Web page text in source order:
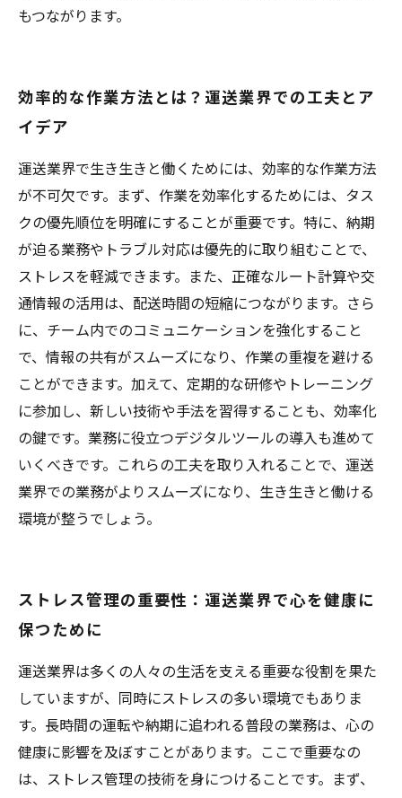
もつながります。
効率的な作業方法とは？運送業界での工夫とア
イデア
運送業界で生き生きと働くためには、効率的な作業方法
が不可欠です。まず、作業を効率化するためには、タス
クの優先順位を明確にすることが重要です。特に、納期
が迫る業務やトラブル対応は優先的に取り組むことで、
ストレスを軽減できます。また、正確なルート計算や交
通情報の活用は、配送時間の短縮につながります。さら
に、チーム内でのコミュニケーションを強化すること
で、情報の共有がスムーズになり、作業の重複を避ける
ことができます。加えて、定期的な研修やトレーニング
に参加し、新しい技術や手法を習得することも、効率化
の鍵です。業務に役立つデジタルツールの導入も進めて
いくべきです。これらの工夫を取り入れることで、運送
業界での業務がよりスムーズになり、生き生きと働ける
環境が整うでしょう。
ストレス管理の重要性：運送業界で心を健康に
保つために
運送業界は多くの人々の生活を支える重要な役割を果た
していますが、同時にストレスの多い環境でもありま
す。長時間の運転や納期に追われる普段の業務は、心の
健康に影響を及ぼすことがあります。ここで重要なの
は、ストレス管理の技術を身につけることです。まず、